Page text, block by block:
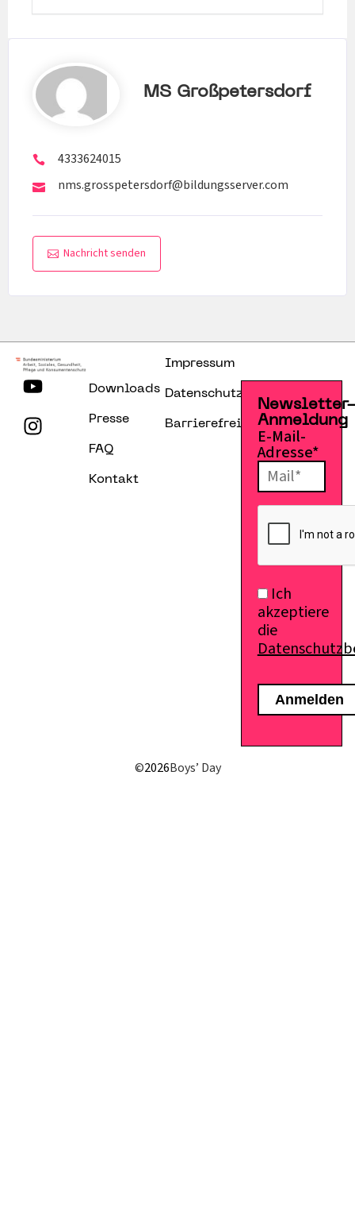
MS Großpetersdorf
4333624015
nms.grosspetersdorf@bildungsserver.com
Nachricht senden
Downloads
Presse
FAQ
Kontakt
Impressum
Datenschutzerklärung
Barrierefreiheitserklärung
Anmeldung
E-Mail-
Adresse*
Ich
akzeptiere
die
©2026Boys’ Day